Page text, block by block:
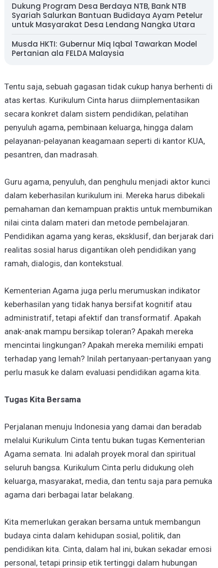
Dukung Program Desa Berdaya NTB, Bank NTB
Syariah Salurkan Bantuan Budidaya Ayam Petelur
untuk Masyarakat Desa Lendang Nangka Utara
Musda HKTI: Gubernur Miq Iqbal Tawarkan Model
Pertanian ala FELDA Malaysia
Tentu saja, sebuah gagasan tidak cukup hanya berhenti di
atas kertas. Kurikulum Cinta harus diimplementasikan
secara konkret dalam sistem pendidikan, pelatihan
penyuluh agama, pembinaan keluarga, hingga dalam
pelayanan-pelayanan keagamaan seperti di kantor KUA,
pesantren, dan madrasah.
Guru agama, penyuluh, dan penghulu menjadi aktor kunci
dalam keberhasilan kurikulum ini. Mereka harus dibekali
pemahaman dan kemampuan praktis untuk membumikan
nilai cinta dalam materi dan metode pembelajaran.
Pendidikan agama yang keras, eksklusif, dan berjarak dari
realitas sosial harus digantikan oleh pendidikan yang
ramah, dialogis, dan kontekstual.
Kementerian Agama juga perlu merumuskan indikator
keberhasilan yang tidak hanya bersifat kognitif atau
administratif, tetapi afektif dan transformatif. Apakah
anak-anak mampu bersikap toleran? Apakah mereka
mencintai lingkungan? Apakah mereka memiliki empati
terhadap yang lemah? Inilah pertanyaan-pertanyaan yang
perlu masuk ke dalam evaluasi pendidikan agama kita.
Tugas Kita Bersama
Perjalanan menuju Indonesia yang damai dan beradab
melalui Kurikulum Cinta tentu bukan tugas Kementerian
Agama semata. Ini adalah proyek moral dan spiritual
seluruh bangsa. Kurikulum Cinta perlu didukung oleh
keluarga, masyarakat, media, dan tentu saja para pemuka
agama dari berbagai latar belakang.
Kita memerlukan gerakan bersama untuk membangun
budaya cinta dalam kehidupan sosial, politik, dan
pendidikan kita. Cinta, dalam hal ini, bukan sekadar emosi
personal, tetapi prinsip etik tertinggi dalam hubungan